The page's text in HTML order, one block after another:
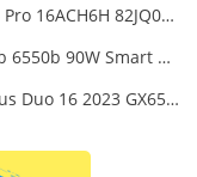
ADL300SDC3A voor Lenovo Legion 5 Pro 16ACH6H 82JQ008HUK 82JQ008
6560b voor HP ProBook 6560b 6555b 6550b 90W Smart AC Power Adapter Laptop
A22-330P1A voor ASUS ROG Zephyrus Duo 16 2023 GX650PY